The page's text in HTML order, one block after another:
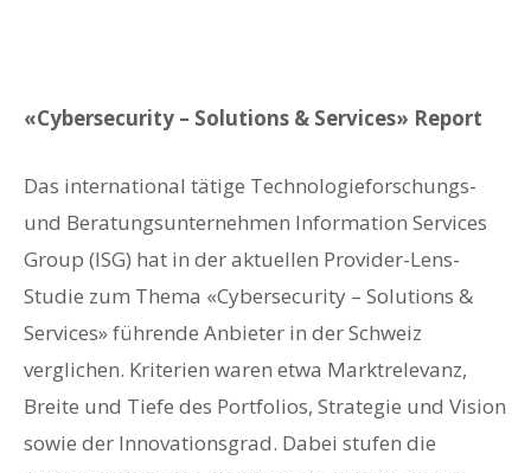
«Cybersecurity – Solutions & Services» Report
Das international tätige Technologieforschungs-
und Beratungsunternehmen Information Services
Group (ISG) hat in der aktuellen Provider-Lens-
Studie zum Thema «Cybersecurity – Solutions &
Services» führende Anbieter in der Schweiz
verglichen. Kriterien waren etwa Marktrelevanz,
Breite und Tiefe des Portfolios, Strategie und Vision
sowie der Innovationsgrad. Dabei stufen die